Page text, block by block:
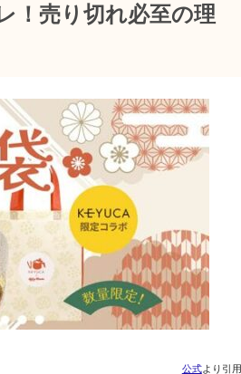
！売り切れ必至の理
公式より引用